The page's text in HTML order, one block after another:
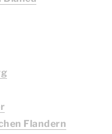
Flandern